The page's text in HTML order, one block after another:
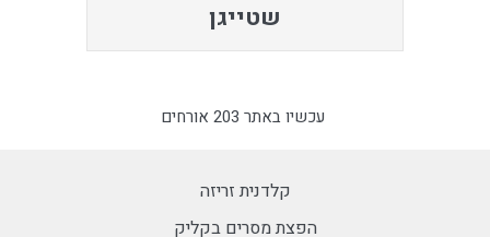
שטייגן
עכשיו באתר 203 אורחים
קלדנית זריזה
הפצת מסרים בקליק